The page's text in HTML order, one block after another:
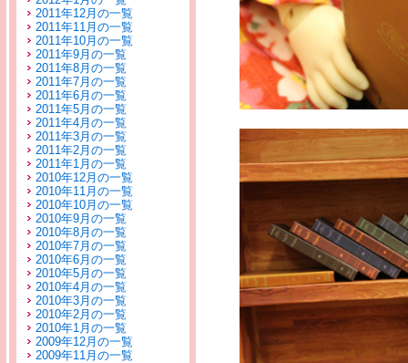
2011年12月の一覧
2011年11月の一覧
2011年10月の一覧
2011年9月の一覧
2011年8月の一覧
2011年7月の一覧
2011年6月の一覧
2011年5月の一覧
2011年4月の一覧
2011年3月の一覧
2011年2月の一覧
2011年1月の一覧
2010年12月の一覧
2010年11月の一覧
2010年10月の一覧
2010年9月の一覧
2010年8月の一覧
2010年7月の一覧
2010年6月の一覧
2010年5月の一覧
2010年4月の一覧
2010年3月の一覧
2010年2月の一覧
2010年1月の一覧
2009年12月の一覧
2009年11月の一覧